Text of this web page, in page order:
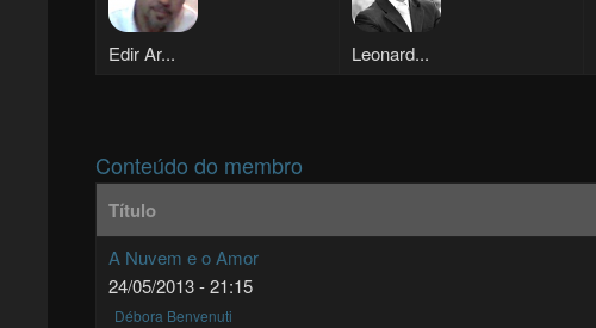
Edir Ar... Leonard...
Conteúdo do membro
Título
A Nuvem e o Amor
24/05/2013 - 21:15
Débora Benvenuti